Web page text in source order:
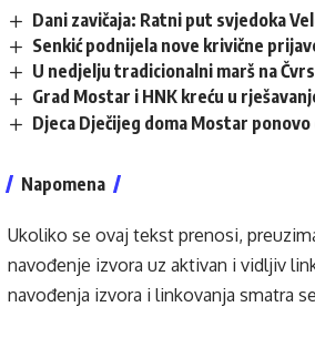
Dani zavičaja: Ratni put svjedoka
Senkić podnijela nove krivične
U nedjelju tradicionalni marš na
Grad Mostar i HNK kreću u
Djeca Dječijeg doma Mostar
Napomena
Ukoliko se ovaj tekst prenosi,
navođenje izvora uz aktivan i vidljiv
navođenja izvora i linkovanja smatra